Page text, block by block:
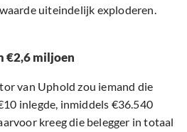
uiteindelijk exploderen.
€2,6 miljoen
van Uphold zou iemand die
inlegde, inmiddels €36.540
kreeg die belegger in totaal